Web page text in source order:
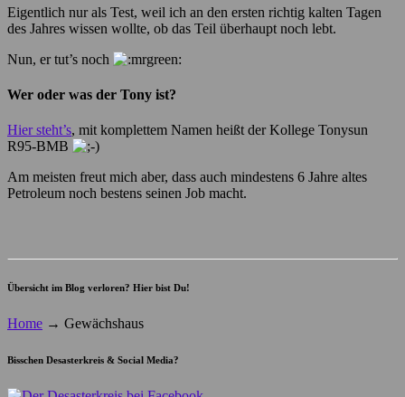
Eigentlich nur als Test, weil ich an den ersten richtig kalten Tagen
des Jahres wissen wollte, ob das Teil überhaupt noch lebt.
Nun, er tut’s noch
Wer oder was der Tony ist?
Hier steht’s, mit komplettem Namen heißt der Kollege Tonysun
R95-BMB
Am meisten freut mich aber, dass auch mindestens 6 Jahre altes
Petroleum noch bestens seinen Job macht.
Übersicht im Blog verloren? Hier bist Du!
Home → Gewächshaus
Bisschen Desasterkreis & Social Media?